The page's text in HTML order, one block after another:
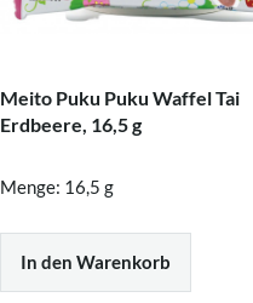
Meito Puku Puku Waffel Tai
Erdbeere, 16,5 g
Menge: 16,5 g
In den Warenkorb